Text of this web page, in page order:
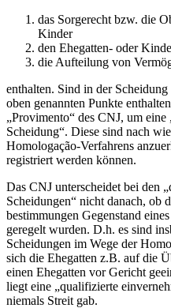
das Sorgerecht bzw. die
Kinder
den Ehegatten- oder
die Aufteilung von
enthalten. Sind in der
oben genannten Punkte
„Provimento“ des CNJ, um
Scheidung“. Diese sind nach
Homologação-Verfahrens
registriert werden können.
Das CNJ unterscheidet bei den
Scheidungen“ nicht danach, ob
bestimmungen Gegenstand
geregelt wurden. D.h. es sind
Scheidungen im Wege der
sich die Ehegatten z.B. auf die
einen Ehegatten vor Gericht
liegt eine „qualifizierte
niemals Streit gab.